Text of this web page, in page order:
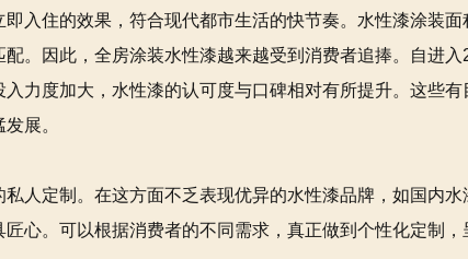
入住的效果，符合现代都市生活的快节奏。水性漆涂装面
。因此，全房涂装水性漆越来越受到消费者追捧。自进入
力度加大，水性漆的认可度与口碑相对有所提升。这些有
展。
人定制。在这方面不乏表现优异的水性漆品牌，如国内水
心。可以根据消费者的不同需求，真正做到个性化定制，